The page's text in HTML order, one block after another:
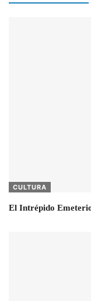
CULTURA
El Intrépido